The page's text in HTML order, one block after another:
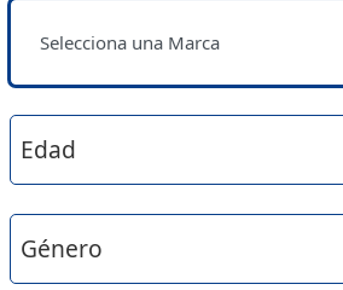
Selecciona una Marca